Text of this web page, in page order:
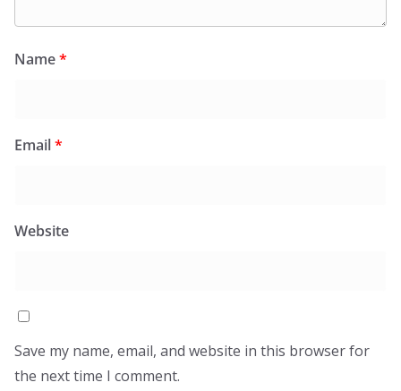
Name*
Email*
Website
Save my name, email, and website in this browser for
the next time I comment.